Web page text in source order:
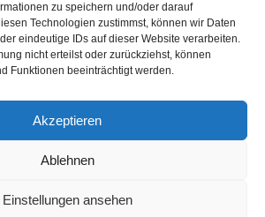
zu speichern und/oder darauf
Technologien zustimmst, können wir Daten
eindeutige IDs auf dieser Website verarbeiten.
nicht erteilst oder zurückziehst, können
Funktionen beeinträchtigt werden.
Akzeptieren
Ablehnen
Einstellungen ansehen